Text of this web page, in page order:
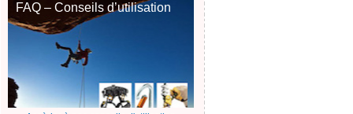
FAQ – Conseils d’utilisation